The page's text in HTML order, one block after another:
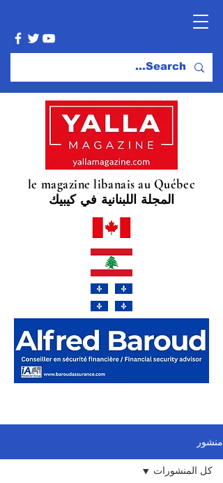
le magazine libanais au Québec
المجلة اللبنانية في كيبيك
منشور
كل المنشورات